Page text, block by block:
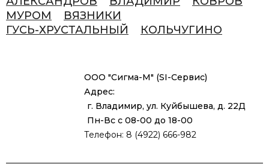
МУРОМ
ВЯЗНИКИ
ГУСЬ-ХРУСТАЛЬНЫЙ
КОЛЬЧУГИНО
ООО "Сигма-М" (SI-Сервис)
Адрес:
г. Владимир, ул. Куйбышева, д. 22Д
Пн-Вс с 08-00 до 18-00
Телефон: 8 (4922) 666-982